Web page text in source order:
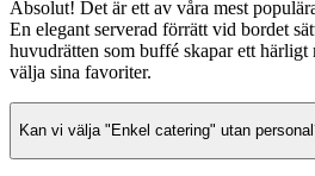
Absolut! Det är ett av våra mest
En elegant serverad förrätt vid bordet
huvudrätten som buffé skapar ett härligt
välja sina favoriter.
Kan vi välja "Enkel catering" utan